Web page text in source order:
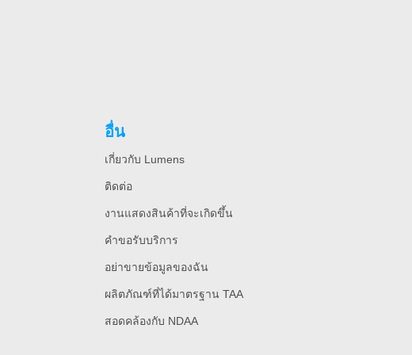
อื่น
เกี่ยวกับ Lumens
ติดต่อ
งานแสดงสินค้าที่จะเกิดขึ้น
คําขอรับบริการ
อย่าขายข้อมูลของฉัน
ผลิตภัณฑ์ที่ได้มาตรฐาน TAA
สอดคล้องกับ NDAA